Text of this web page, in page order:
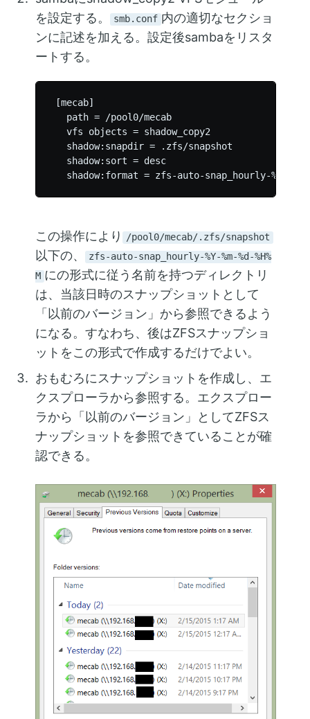
を設定する。 smb.conf 内の適切なセクショ
ンに記述を加える。設定後sambaをリスタ
ートする。
[mecab]
   path = /pool0/mecab
   vfs objects = shadow_copy2
   shadow:snapdir = .zfs/snapshot
   shadow:sort = desc
この操作により /pool0/mecab/.zfs/snapshot
以下の、 zfs-auto-snap_hourly-%Y-%m-%d-%H%
M にの形式に従う名前を持つディレクトリ
は、当該日時のスナップショットとして
「以前のバージョン」から参照できるよう
になる。すなわち、後はZFSスナップショ
ットをこの形式で作成するだけでよい。
おもむろにスナップショットを作成し、エ
クスプローラから参照する。エクスプロー
ラから「以前のバージョン」としてZFSス
ナップショットを参照できていることが確
認できる。